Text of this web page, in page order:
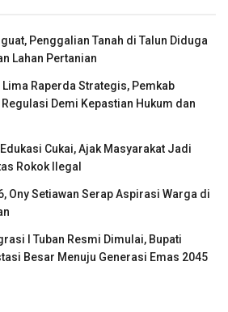
Penggalian Tanah di Talun Diduga
Lahan Pertanian
Raperda Strategis, Pemkab
Demi Kepastian Hukum dan
Cukai, Ajak Masyarakat Jadi
Rokok Ilegal
Ony Setiawan Serap Aspirasi Warga di
I Tuban Resmi Dimulai, Bupati
Besar Menuju Generasi Emas 2045